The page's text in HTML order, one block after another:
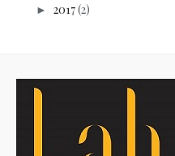
► 2017(2)